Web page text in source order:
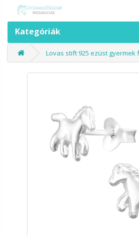
Kategóriák
Lovas stift 925 ezüst gyermek